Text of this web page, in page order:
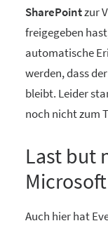
SharePointzur
freigegeben
automatische
werden, dass
bleibt. Leider
noch nicht zum
Last but
Auch hier hat